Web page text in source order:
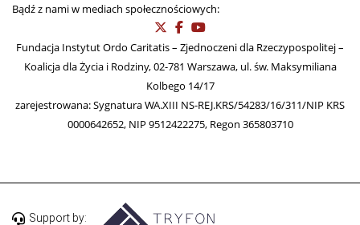
Bądź z nami w mediach społecznościowych:
Fundacja Instytut Ordo Caritatis – Zjednoczeni dla Rzeczypospolitej –
Koalicja dla Życia i Rodziny, 02-781 Warszawa, ul. św. Maksymiliana
Kolbego 14/17
zarejestrowana: Sygnatura WA.XIII NS-REJ.KRS/54283/16/311/NIP KRS
0000642652, NIP 9512422275, Regon 365803710
Support by: